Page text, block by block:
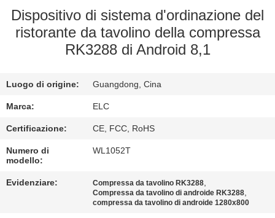
FABBRICA
CONTROLLO
QUALITÀ
CONTATTICI
RICHIEDA
UNA
CITAZIONE
Dispositivo di sistema d'ordinazione del
ristorante da tavolino della compressa
RK3288 di Android 8,1
Luogo di origine: Guangdong, Cina
Marca: ELC
Certificazione: CE, FCC, RoHS
Numero di
modello:
WL1052T
Evidenziare: Compressa da tavolino RK3288,
Compressa da tavolino di androide RK3288,
compressa da tavolino di androide 1280x800